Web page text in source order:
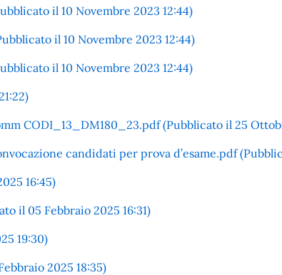
il 10 Novembre 2023 12:44)
il 10 Novembre 2023 12:44)
il 10 Novembre 2023 12:44)
CODI_13_DM180_23.pdf (Pubblicato il 25
candidati per prova d’esame.pdf
16:45)
il 05 Febbraio 2025 16:31)
19:30)
2025 18:35)